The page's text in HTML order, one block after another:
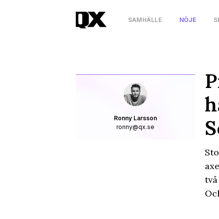
SAMHÄLLE NÖJE
Ronny Larsson
ronny@qx.se